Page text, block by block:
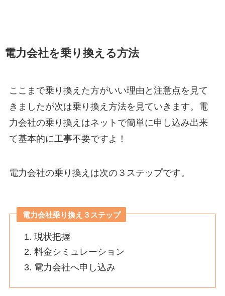
電力会社を乗り換える方法
ここまで乗り換えた方がいい理由と注意点を見て
きましたが次は乗り換え方法を見ていきます。電
力会社の乗り換えはネットで簡単に申し込み出来
て基本的に工事不要ですよ！
電力会社の乗り換えは次の３ステップです。
電力会社乗り換え３ステップ
現状把握
料金シミュレーション
電力会社へ申し込み